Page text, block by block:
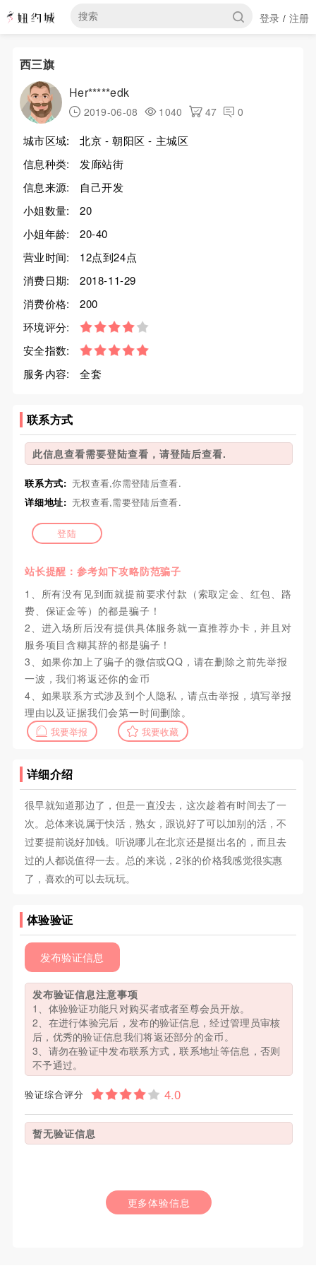
登录 / 注册
西三旗
Her*****edk
2019-06-08 1040 47 0
城市区域:
北京 - 朝阳区 - 主城区
信息种类:
发廊站街
信息来源:
自己开发
小姐数量:
20
小姐年龄:
20-40
营业时间:
12点到24点
消费日期:
2018-11-29
消费价格:
200
环境评分:
安全指数:
服务内容:
全套
联系方式
此信息查看需要登陆查看，请登陆后查看.
联系方式: 无权查看,你需登陆后查看.
详细地址: 无权查看,需要登陆后查看.
登陆
站长提醒：参考如下攻略防范骗子
1、所有没有见到面就提前要求付款（索取定金、红包、路
费、保证金等）的都是骗子！
2、进入场所后没有提供具体服务就一直推荐办卡，并且对
服务项目含糊其辞的都是骗子！
3、如果你加上了骗子的微信或QQ，请在删除之前先举报
一波，我们将返还你的金币
4、如果联系方式涉及到个人隐私，请点击举报，填写举报
理由以及证据我们会第一时间删除。
我要举报 我要收藏
详细介绍
很早就知道那边了，但是一直没去，这次趁着有时间去了一
次。总体来说属于快活，熟女，跟说好了可以加别的活，不
过要提前说好加钱。听说哪儿在北京还是挺出名的，而且去
过的人都说值得一去。总的来说，2张的价格我感觉很实惠
了，喜欢的可以去玩玩。
体验验证
发布验证信息
发布验证信息注意事项
1、体验验证功能只对购买者或者至尊会员开放。
2、在进行体验完后，发布的验证信息，经过管理员审核
后，优秀的验证信息我们将返还部分的金币。
3、请勿在验证中发布联系方式，联系地址等信息，否则
不予通过。
验证综合评分
暂无验证信息
更多体验信息